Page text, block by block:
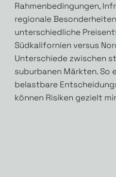
Rahmenbedingungen,
regionale
unterschiedliche
Südkalifornien versus
Unterschiede zwischen
suburbanen Märkten. So
belastbare
können Risiken gezielt